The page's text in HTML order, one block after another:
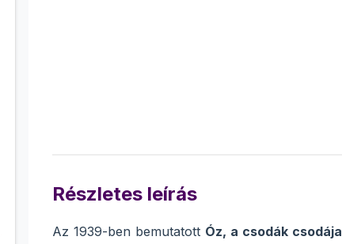
Részletes leírás
Az 1939-ben bemutatott Óz, a csodák csodája